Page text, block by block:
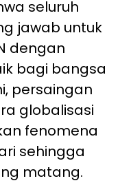
seluruh
jawab untuk
dengan
bagi bangsa
persaingan
globalisasi
fenomena
sehingga
matang.